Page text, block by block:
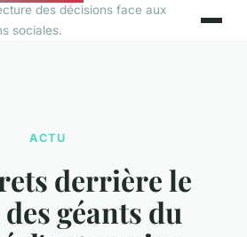
des décisions face aux
sociales.
ACTU
derrière le
géants du